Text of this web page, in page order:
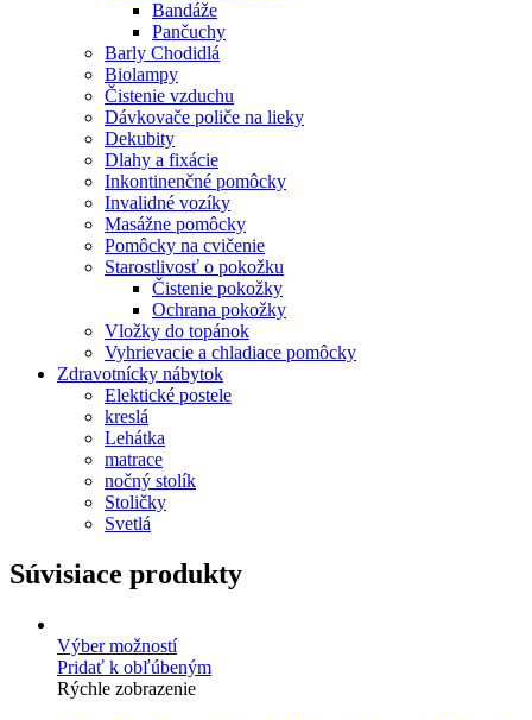
Bandáže
Pančuchy
Barly Chodidlá
Biolampy
Čistenie vzduchu
Dávkovače poliče na lieky
Dekubity
Dlahy a fixácie
Inkontinenčné pomôcky
Invalidné vozíky
Masážne pomôcky
Pomôcky na cvičenie
Starostlivosť o pokožku
Čistenie pokožky
Ochrana pokožky
Vložky do topánok
Vyhrievacie a chladiace pomôcky
Zdravotnícky nábytok
Elektické postele
kreslá
Lehátka
matrace
nočný stolík
Stoličky
Svetlá
Súvisiace produkty
Výber možností
Pridať k obľúbeným
Rýchle zobrazenie